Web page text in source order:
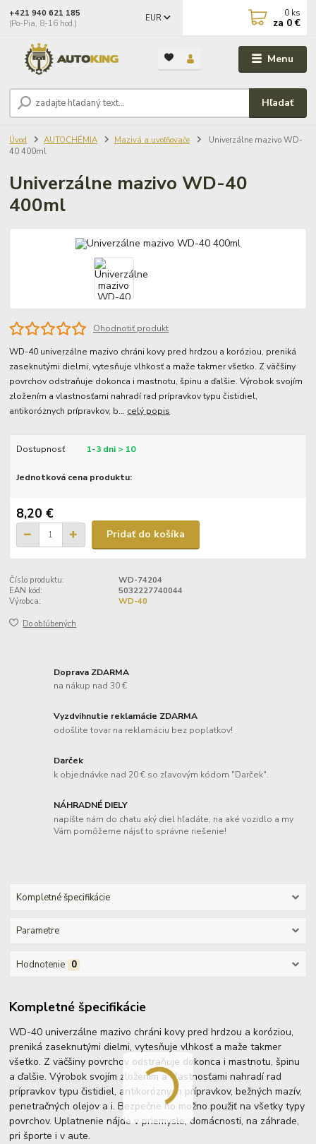
Menu
EUR
Hľadať
+421 940 621 185
(Po-Pia, 8-16 hod.)
0 ks
za 0 €
Úvod AUTOCHÉMIA Mazivá a uvoľňovače
Univerzálne mazivo WD-
40 400ml
Univerzálne mazivo WD-40
400ml
Ohodnotiť produkt
WD-40 univerzálne mazivo chráni kovy pred hrdzou a koróziou, preniká
zaseknutými dielmi, vytesňuje vlhkosť a maže takmer všetko. Z väčšiny
povrchov odstraňuje dokonca i mastnotu, špinu a ďalšie. Výrobok svojím
zložením a vlastnosťami nahradí rad prípravkov typu čistidiel,
antikoróznych prípravkov, b... celý popis
Dostupnosť 1-3 dni > 10
Jednotková cena produktu:
8,20 €
Pridať do košíka
Číslo produktu:
WD-74204
EAN kód:
5032227740044
Výrobca:
WD-40
Do obľúbených
Doprava ZDARMA
na nákup nad 30 €
Vyzdvihnutie reklamácie ZDARMA
odošlite tovar na reklamáciu bez poplatkov!
Darček
k objednávke nad 20 € so zľavovým kódom "Darček".
NÁHRADNÉ DIELY
napíšte nám do chatu aký diel hľadáte, na aké vozidlo a my
Vám pomôžeme nájsť to správne riešenie!
Kompletné špecifikácie
Parametre
Hodnotenie 0
Kompletné špecifikácie
WD-40 univerzálne mazivo chráni kovy pred hrdzou a koróziou,
preniká zaseknutými dielmi, vytesňuje vlhkosť a maže takmer
všetko. Z väčšiny povrchov odstraňuje dokonca i mastnotu, špinu
a ďalšie. Výrobok svojím zložením a vlastnosťami nahradí rad
prípravkov typu čistidiel, antikoróznych prípravkov, bežných mazív,
penetračných olejov a i. Bezpečne ho možno použiť na všetky typy
povrchov. Uplatnenie nájde v priemysle, domácnosti, na záhrade,
pri športe i v aute.